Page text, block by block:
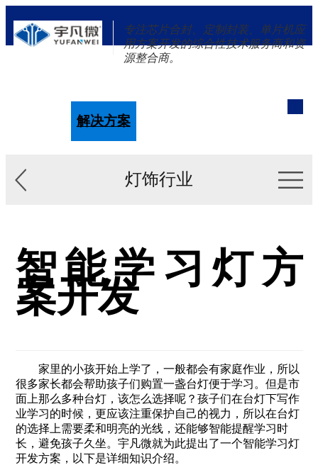
专注芯片合封、定制封装、单片机应
用方案开发的综合性技术服务商和资
源整合商。
解决方案
灯饰行业
智能学习灯方
案开发
家里的小孩开始上学了，一般都会有家庭作业，所以
很多家长都会帮助孩子们购置一盏台灯便于学习。但是市
面上那么多种台灯，该怎么选择呢？孩子们在台灯下写作
业学习的时候，更应该注重保护自己的视力，所以在台灯
的选择上需要柔和明亮的光线，还能够智能提醒学习时
长，避免孩子久坐。宇凡微就为此提出了一个智能学习灯
开发方案，以下是详细知识介绍。